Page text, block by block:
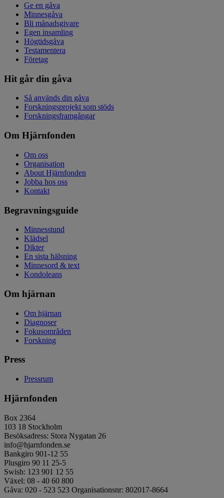
Ge en gåva
Minnesgåva
Bli månadsgivare
Egen insamling
Högtidsgåva
Testamentera
Företag
Hit går din gåva
Så används din gåva
Forskningsprojekt som stöds
Forskningsframgångar
Om Hjärnfonden
Om oss
Organisation
About Hjärnfonden
Jobba hos oss
Kontakt
Begravningsguide
Minnesstund
Klädsel
Dikter
En sista hälsning
Minnesord & text
Kondoleans
Om hjärnan
Om hjärnan
Diagnoser
Fokusområden
Forskning
Press
Pressrum
Hjärnfonden
Box 2364
103 18 Stockholm
Besöksadress: Stora Nygatan 26
info@hjarnfonden.se
Bankgiro 901-12 55
Plusgiro 90 11 25-5
Swish: 123 901 12 55
Växel: 08 - 40 60 800
Gåva: 020 - 523 523 Organisationsnr: 802017-8664